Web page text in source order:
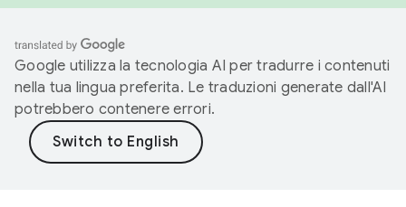
Google utilizza la tecnologia AI per tradurre i contenuti
nella tua lingua preferita. Le traduzioni generate dall'AI
potrebbero contenere errori.